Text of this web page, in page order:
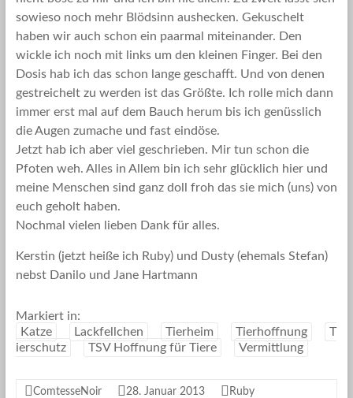
sowieso noch mehr Blödsinn aushecken. Gekuschelt
haben wir auch schon ein paarmal miteinander. Den
wickle ich noch mit links um den kleinen Finger. Bei den
Dosis hab ich das schon lange geschafft. Und von denen
gestreichelt zu werden ist das Größte. Ich rolle mich dann
immer erst mal auf dem Bauch herum bis ich genüsslich
die Augen zumache und fast eindöse.
Jetzt hab ich aber viel geschrieben. Mir tun schon die
Pfoten weh. Alles in Allem bin ich sehr glücklich hier und
meine Menschen sind ganz doll froh das sie mich (uns) von
euch geholt haben.
Nochmal vielen lieben Dank für alles.
Kerstin (jetzt heiße ich Ruby) und Dusty (ehemals Stefan)
nebst Danilo und Jane Hartmann
Markiert in:
Katze
Lackfellchen Tierheim Tierhoffnung
T
ierschutz
TSV Hoffnung für Tiere Vermittlung
ComtesseNoir 28. Januar 2013 Ruby